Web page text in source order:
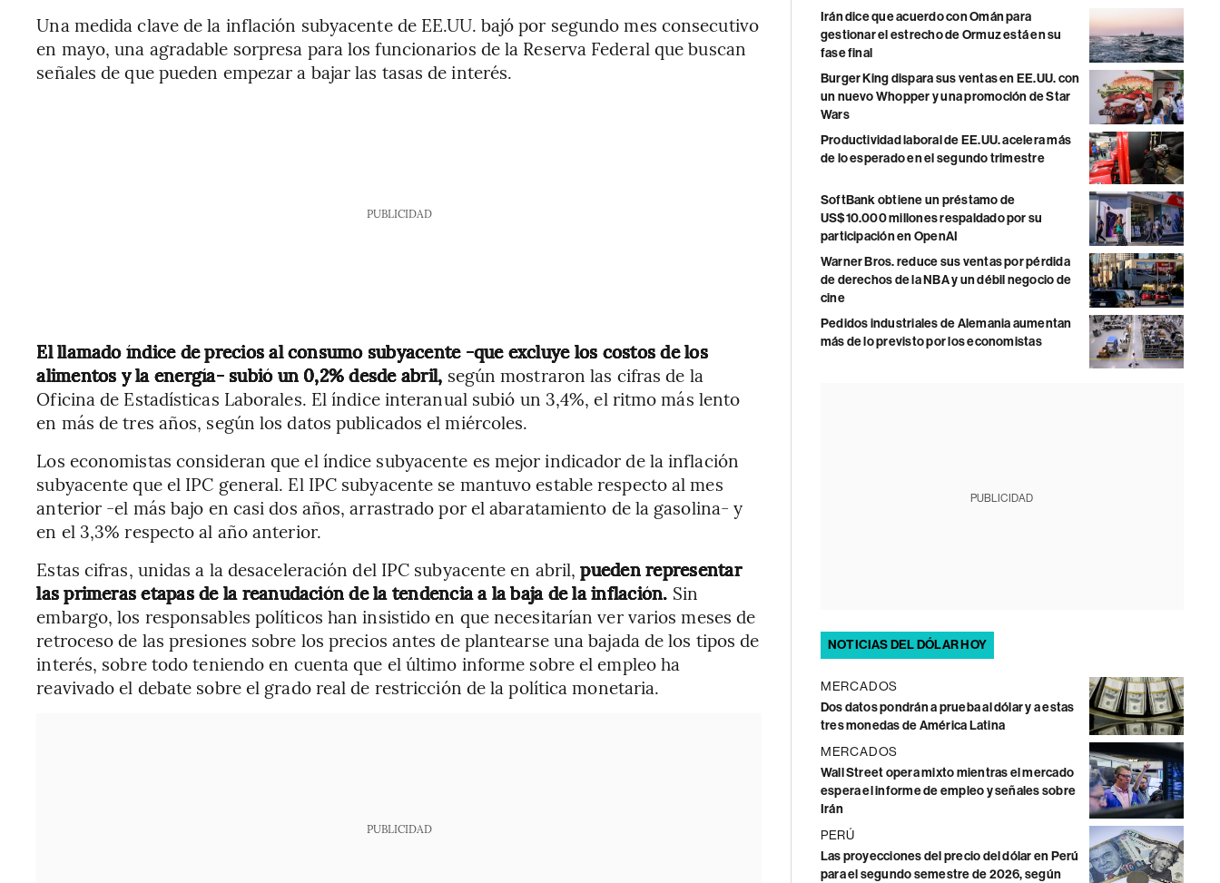
Una medida clave de la inflación subyacente de EE.UU. bajó por segundo mes consecutivo
en mayo, una agradable sorpresa para los funcionarios de la Reserva Federal que buscan
señales de que pueden empezar a bajar las tasas de interés.
PUBLICIDAD
El llamado índice de precios al consumo subyacente -que excluye los costos de los
alimentos y la energía- subió un 0,2% desde abril, según mostraron las cifras de la
Oficina de Estadísticas Laborales. El índice interanual subió un 3,4%, el ritmo más lento
en más de tres años, según los datos publicados el miércoles.
Los economistas consideran que el índice subyacente es mejor indicador de la inflación
subyacente que el IPC general. El IPC subyacente se mantuvo estable respecto al mes
anterior -el más bajo en casi dos años, arrastrado por el abaratamiento de la gasolina- y
en el 3,3% respecto al año anterior.
Estas cifras, unidas a la desaceleración del IPC subyacente en abril, pueden representar
las primeras etapas de la reanudación de la tendencia a la baja de la inflación. Sin
embargo, los responsables políticos han insistido en que necesitarían ver varios meses de
retroceso de las presiones sobre los precios antes de plantearse una bajada de los tipos de
interés, sobre todo teniendo en cuenta que el último informe sobre el empleo ha
reavivado el debate sobre el grado real de restricción de la política monetaria.
PUBLICIDAD
Irán dice que acuerdo con Omán para
gestionar el estrecho de Ormuz está en su
fase final
Burger King dispara sus ventas en EE.UU. con
un nuevo Whopper y una promoción de Star
Wars
Productividad laboral de EE.UU. acelera más
de lo esperado en el segundo trimestre
SoftBank obtiene un préstamo de
US$10.000 millones respaldado por su
participación en OpenAI
Warner Bros. reduce sus ventas por pérdida
de derechos de la NBA y un débil negocio de
cine
Pedidos industriales de Alemania aumentan
más de lo previsto por los economistas
PUBLICIDAD
NOTICIAS DEL DÓLAR HOY
MERCADOS
Dos datos pondrán a prueba al dólar y a estas
tres monedas de América Latina
MERCADOS
Wall Street opera mixto mientras el mercado
espera el informe de empleo y señales sobre
Irán
PERÚ
Las proyecciones del precio del dólar en Perú
para el segundo semestre de 2026, según